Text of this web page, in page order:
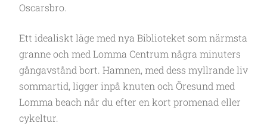
Oscarsbro.
Ett idealiskt läge med nya Biblioteket som närmsta
granne och med Lomma Centrum några minuters
gångavstånd bort. Hamnen, med dess myllrande liv
sommartid, ligger inpå knuten och Öresund med
Lomma beach når du efter en kort promenad eller
cykeltur.